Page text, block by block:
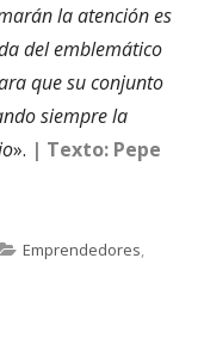
la atención es
del emblemático
que su conjunto
siempre la
». | Texto: Pepe
Categorías
Emprendedores